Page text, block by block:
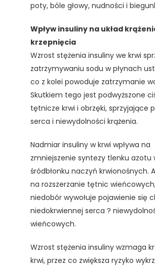
poty, bóle głowy, nudności i
Wpływ insuliny na układ
krzepnięcia
Wzrost stężenia insuliny we krwi
zatrzymywaniu sodu w płynach
co z kolei powoduje zatrzymanie
Skutkiem tego jest podwyższone
tętnicze krwi i obrzęki, sprzyjające
serca i niewydolności krążenia.
Nadmiar insuliny w krwi wpływa na
zmniejszenie syntezy tlenku azotu
śródbłonku naczyń krwionośnych.
na rozszerzanie tętnic
niedobór wywołuje pojawienie się
niedokrwiennej serca ?
wieńcowych.
Wzrost stężenia insuliny wzmaga
krwi, przez co zwiększa ryzyko